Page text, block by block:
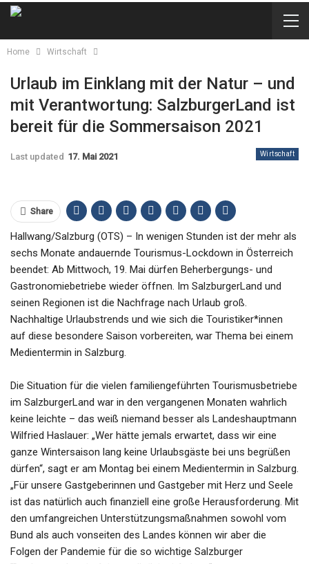
Home Wirtschaft
Urlaub im Einklang mit der Natur – und
mit Verantwortung: SalzburgerLand ist
bereit für die Sommersaison 2021
Wirtschaft
Last updated 17. Mai 2021
Share
Hallwang/Salzburg (OTS) – In wenigen Stunden ist der mehr als
sechs Monate andauernde Tourismus-Lockdown in Österreich
beendet: Ab Mittwoch, 19. Mai dürfen Beherbergungs- und
Gastronomiebetriebe wieder öffnen. Im SalzburgerLand und
seinen Regionen ist die Nachfrage nach Urlaub groß.
Nachhaltige Urlaubstrends und wie sich die Touristiker*innen
auf diese besondere Saison vorbereiten, war Thema bei einem
Medientermin in Salzburg.
Die Situation für die vielen familiengeführten Tourismusbetriebe
im SalzburgerLand war in den vergangenen Monaten wahrlich
keine leichte – das weiß niemand besser als Landeshauptmann
Wilfried Haslauer: „Wer hätte jemals erwartet, dass wir eine
ganze Wintersaison lang keine Urlaubsgäste bei uns begrüßen
dürfen“, sagt er am Montag bei einem Medientermin in Salzburg.
„Für unsere Gastgeberinnen und Gastgeber mit Herz und Seele
ist das natürlich auch finanziell eine große Herausforderung. Mit
den umfangreichen Unterstützungsmaßnahmen sowohl vom
Bund als auch vonseiten des Landes können wir aber die
Folgen der Pandemie für die so wichtige Salzburger